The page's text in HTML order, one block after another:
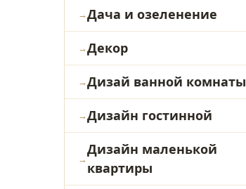
Дача и озеленение
Декор
Дизай ванной комнаты
Дизайн гостинной
Дизайн маленькой
квартиры